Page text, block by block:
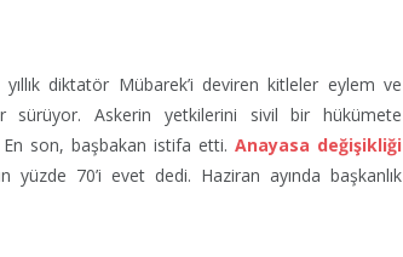
diktatör Mübarek’i deviren kitleler eylem ve
sürüyor. Askerin yetkilerini sivil bir hükümete
son, başbakan istifa etti. Anayasa değişikliği
yüzde 70’i evet dedi. Haziran ayında başkanlık